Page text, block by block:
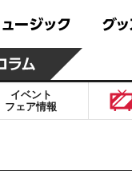
イベント
フェア情報